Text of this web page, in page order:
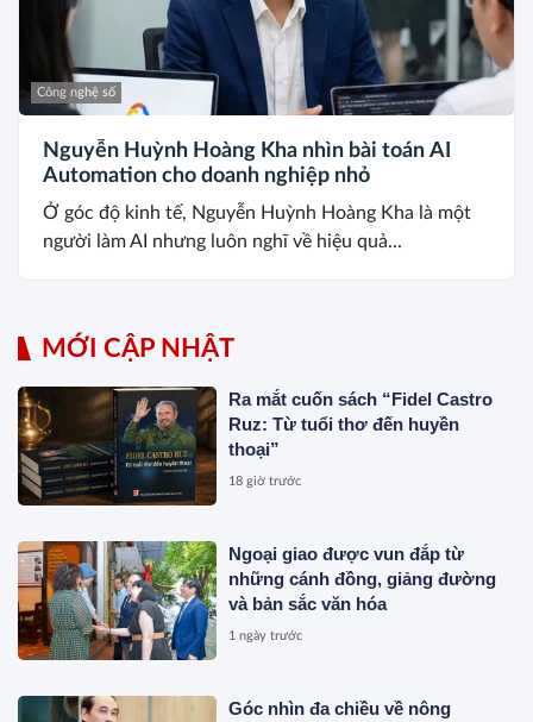
Công nghệ số
Nguyễn Huỳnh Hoàng Kha nhìn bài toán AI
Automation cho doanh nghiệp nhỏ
Ở góc độ kinh tế, Nguyễn Huỳnh Hoàng Kha là một
người làm AI nhưng luôn nghĩ về hiệu quả...
MỚI CẬP NHẬT
Ra mắt cuốn sách “Fidel Castro
Ruz: Từ tuổi thơ đến huyền
thoại”
18 giờ trước
Ngoại giao được vun đắp từ
những cánh đồng, giảng đường
và bản sắc văn hóa
1 ngày trước
Góc nhìn đa chiều về nông